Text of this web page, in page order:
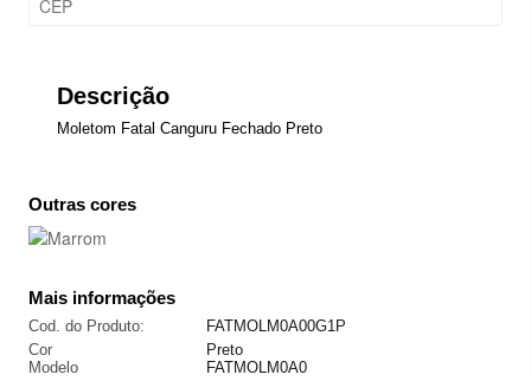
Descrição
Moletom Fatal Canguru Fechado Preto
Outras cores
Mais informações
Cod. do Produto:
FATMOLM0A00G1P
Cor
Preto
Modelo
FATMOLM0A0